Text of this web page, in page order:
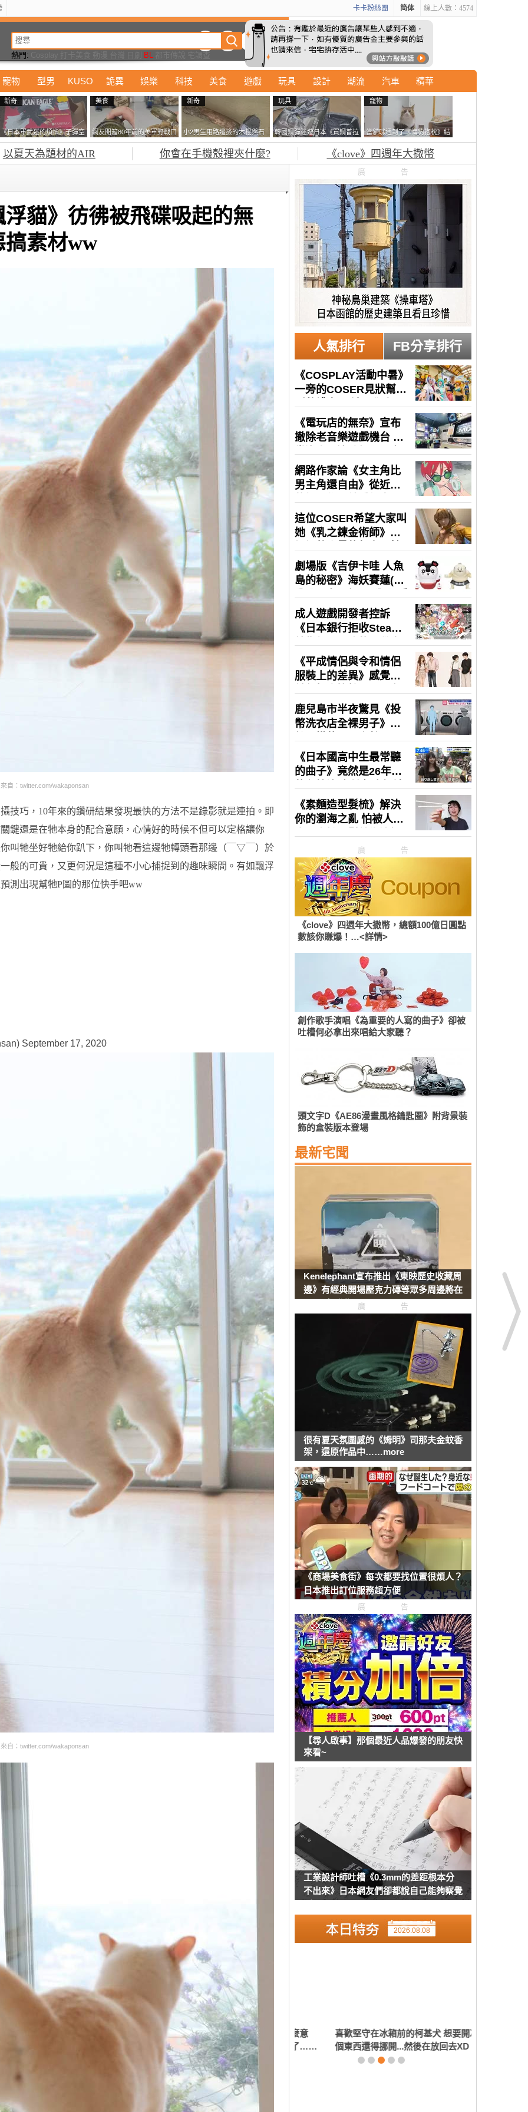
線上人數：4574
简体
卡卡粉絲團
熱門: BL
寵物 型男 KUSO 詭異 娛樂 科技 美食 遊戲 玩具 設計 潮流 汽車 精華
新奇
《日本軍武迷的煩惱》子彈空
盒在日本超級貴 美國網友直
接一大箱寄給他了
美食
網友開箱80年前的美軍野戰口
糧 罐頭本身保存良好，但裡
面的味道...
新奇
小2男生用路邊撿的木棍與石
頭做成了《石斧》馬麻打開書
包嚇一跳怎麼會有這種東
西！？
玩具
韓國鋼彈迷遊日本《買鋼普拉
塞不進行李箱》網友們集思廣
寵物
當貓咪遇到了《海豹抱枕》結
果玩了10天後，海豹一整個走
鐘笑翻網友
以夏天為題材的AIR 你會在手機殼裡夾什麼? 《clove》四週年大撒幣
貓》彷彿被飛碟吸起的無
素材ww
漫
自：twitter.com/wakaponsan
技巧，10年來的鑽研結果發現最快的方法不是錄影就是連拍。即
鍵還是在牠本身的配合意願，心情好的時候不但可以定格讓你
叫牠坐好牠給你趴下，你叫牠看這邊牠轉頭看那邊（￣▽￣）於
般的可貴，又更何況是這種不小心捕捉到的趣味瞬間。有如飄浮
測出現幫牠P圖的那位快手吧ww
September 17, 2020
自：twitter.com/wakaponsan
廣告
人氣排行 FB分享排行
廣告
《clove》四週年大撒幣，總額100億日圓點
數該你賺爆！…<詳情>
創作歌手演唱《為重要的人寫的曲子》卻被
吐槽何必拿出來唱給大家聽？
頭文字D《AE86漫畫風格鑰匙圈》附背景裝
飾的盒裝版本登場
最新宅聞
Kenelephant宣布推出《東映歷史收藏周
邊》有經典開場壓克力磚等眾多周邊將在
廣告
很有夏天氛圍感的《姆明》司那夫金蚊香
架，還原作品中……more
《商場美食街》每次都要找位置很煩人？
日本推出訂位服務超方便
廣告
【尋人啟事】那個最近人品爆發的朋友快
來看~
工業設計師吐槽《0.3mm的差距根本分
不出來》日本網友們卻都說自己能夠察覺
2026.08.08